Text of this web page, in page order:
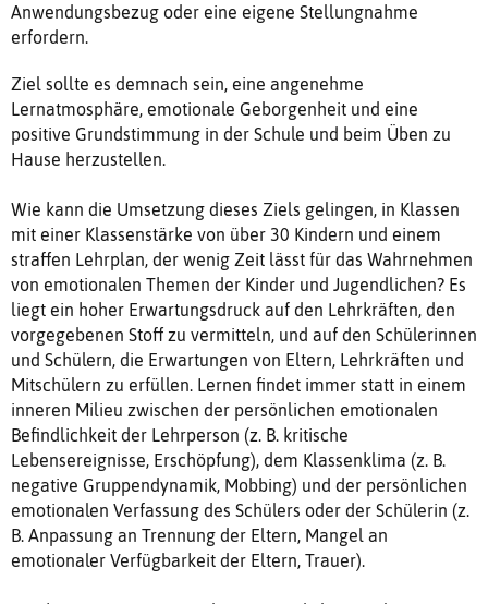
Anwendungsbezug oder eine eigene Stellungnahme
erfordern.
Ziel sollte es demnach sein, eine angenehme
Lernatmosphäre, emotionale Geborgenheit und eine
positive Grundstimmung in der Schule und beim Üben zu
Hause herzustellen.
Wie kann die Umsetzung dieses Ziels gelingen, in Klassen
mit einer Klassenstärke von über 30 Kindern und einem
straffen Lehrplan, der wenig Zeit lässt für das Wahrnehmen
von emotionalen Themen der Kinder und Jugendlichen? Es
liegt ein hoher Erwartungsdruck auf den Lehrkräften, den
vorgegebenen Stoff zu vermitteln, und auf den Schülerinnen
und Schülern, die Erwartungen von Eltern, Lehrkräften und
Mitschülern zu erfüllen. Lernen findet immer statt in einem
inneren Milieu zwischen der persönlichen emotionalen
Befindlichkeit der Lehrperson (z. B. kritische
Lebensereignisse, Erschöpfung), dem Klassenklima (z. B.
negative Gruppendynamik, Mobbing) und der persönlichen
emotionalen Verfassung des Schülers oder der Schülerin (z.
B. Anpassung an Trennung der Eltern, Mangel an
emotionaler Verfügbarkeit der Eltern, Trauer).